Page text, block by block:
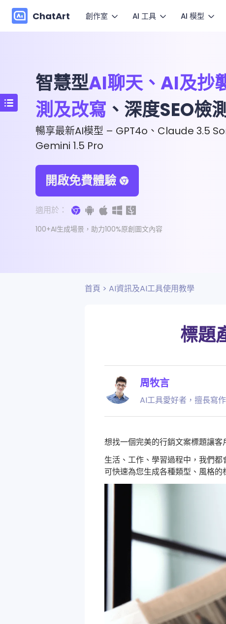
ChatArt 創作室
圖片
音樂
讓圖片瞬
動
快速套用
AI 工具
Agent
Canvas
更多寫作
AI 模型
圖片
對話
智慧型AI聊天、AI及抄
測及改寫 、深度SEO檢
暢享最新AI模型 – GPT4o、Claude 3.5
Gemini 1.5 Pro
開啟免費體驗
適用於：
100+AI生成場景，助力100%原創圖文內容
首頁 > AI資訊及AI工具使用教學
標題
周牧言
AI工具愛好者，擅長寫
想找一個完美的行銷文案標題讓
生活、工作、學習過程中，我們
可快速為您生成各種類型、風格的